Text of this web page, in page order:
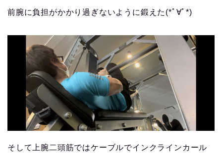
前腕に負担がかかり過ぎないように鍛えた(*ﾟ∀ﾟ*)
そして上腕二頭筋ではケーブルでインクラインカール